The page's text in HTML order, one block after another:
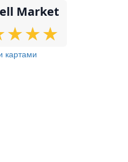
Market
★
★★
★★
★